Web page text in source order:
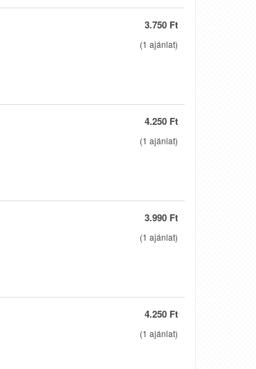
3.750 Ft
(1 ajánlat)
4.250 Ft
(1 ajánlat)
3.990 Ft
(1 ajánlat)
4.250 Ft
(1 ajánlat)